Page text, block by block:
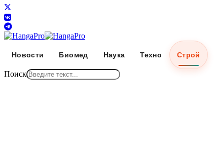
Новости Биомед Наука Техно Строй
Поиск